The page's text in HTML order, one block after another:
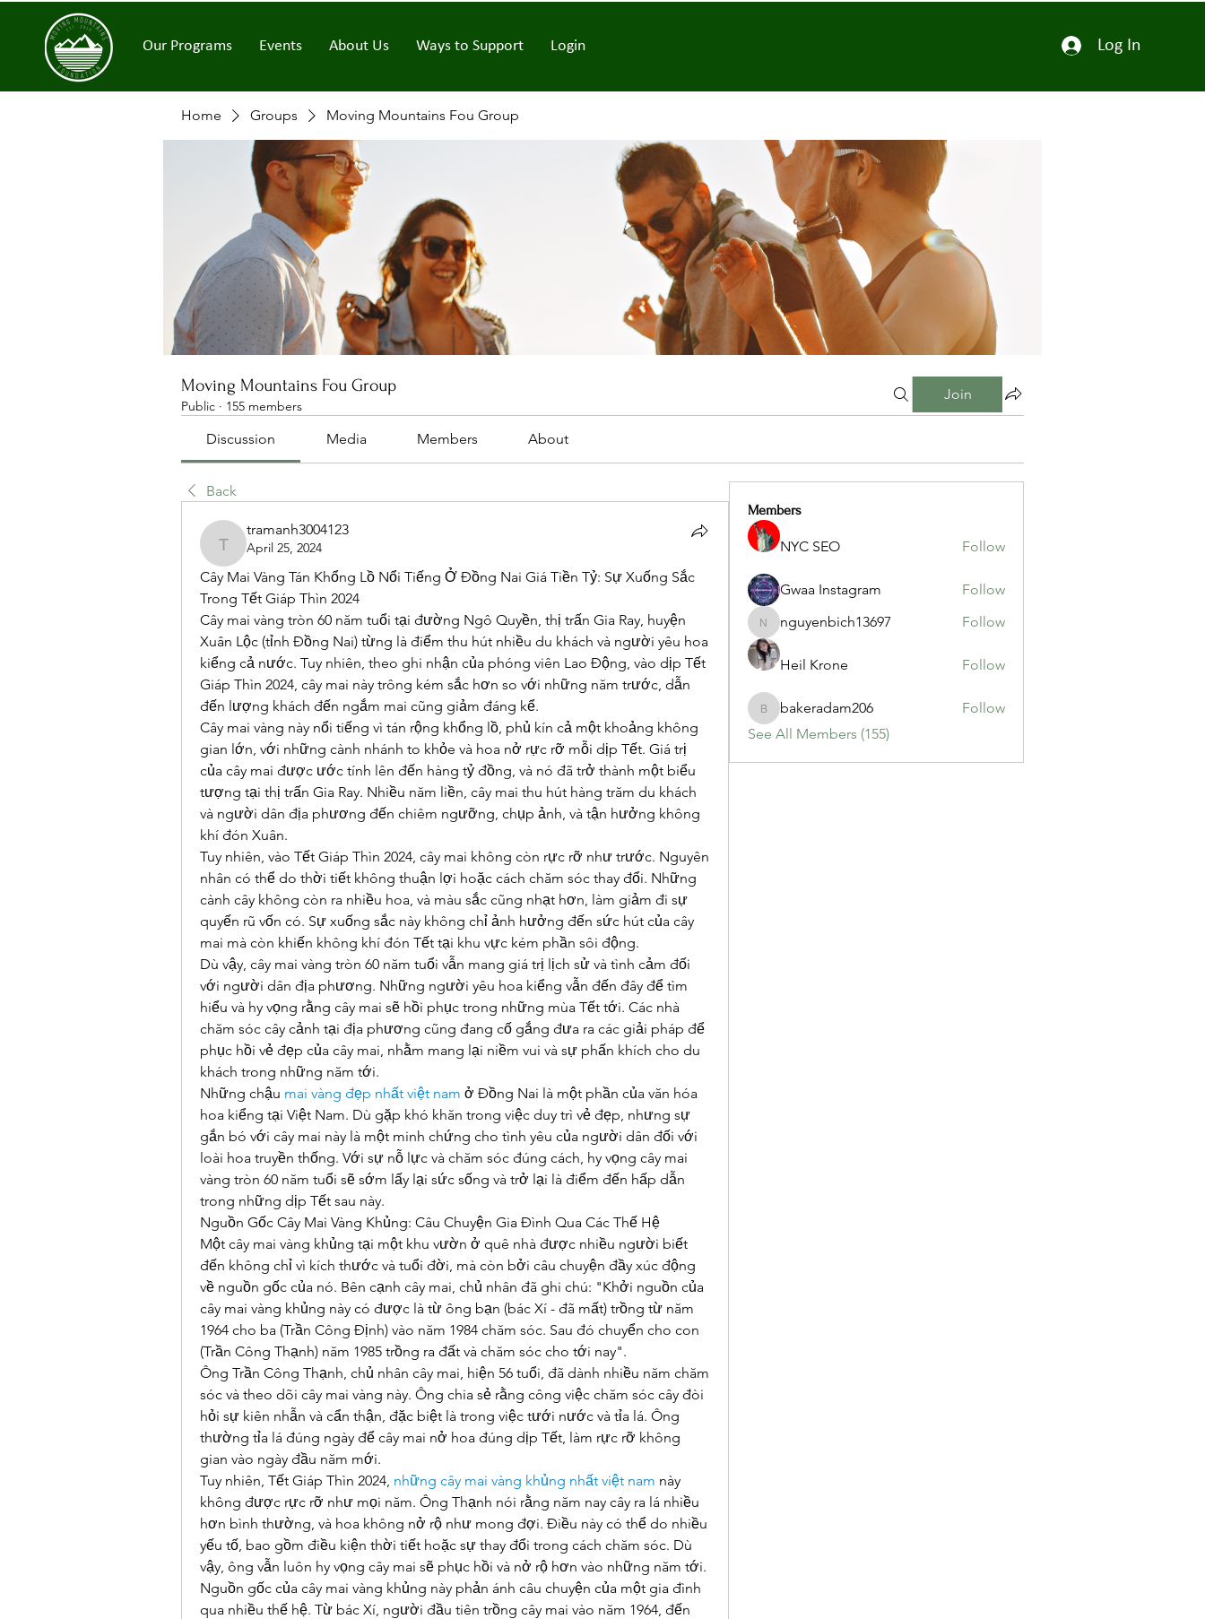
Our Programs Events About Us Ways to Support Login Log In
Home Groups Moving Mountains Fou Group
Moving Mountains Fou Group
Public · 155 members
Join
Discussion Media Members About
Back
tramanh3004123
tramanh3004123
April 25, 2024
Cây Mai Vàng Tán Khổng Lồ Nổi Tiếng Ở Đồng Nai Giá Tiền Tỷ: Sự Xuống Sắc
Trong Tết Giáp Thìn 2024
Cây mai vàng tròn 60 năm tuổi tại đường Ngô Quyền, thị trấn Gia Ray, huyện
Xuân Lộc (tỉnh Đồng Nai) từng là điểm thu hút nhiều du khách và người yêu hoa
kiểng cả nước. Tuy nhiên, theo ghi nhận của phóng viên Lao Động, vào dịp Tết
Giáp Thìn 2024, cây mai này trông kém sắc hơn so với những năm trước, dẫn
đến lượng khách đến ngắm mai cũng giảm đáng kể.
Cây mai vàng này nổi tiếng vì tán rộng khổng lồ, phủ kín cả một khoảng không
gian lớn, với những cành nhánh to khỏe và hoa nở rực rỡ mỗi dịp Tết. Giá trị
của cây mai được ước tính lên đến hàng tỷ đồng, và nó đã trở thành một biểu
tượng tại thị trấn Gia Ray. Nhiều năm liền, cây mai thu hút hàng trăm du khách
và người dân địa phương đến chiêm ngưỡng, chụp ảnh, và tận hưởng không
khí đón Xuân.
Tuy nhiên, vào Tết Giáp Thìn 2024, cây mai không còn rực rỡ như trước. Nguyên
nhân có thể do thời tiết không thuận lợi hoặc cách chăm sóc thay đổi. Những
cành cây không còn ra nhiều hoa, và màu sắc cũng nhạt hơn, làm giảm đi sự
quyến rũ vốn có. Sự xuống sắc này không chỉ ảnh hưởng đến sức hút của cây
mai mà còn khiến không khí đón Tết tại khu vực kém phần sôi động.
Dù vậy, cây mai vàng tròn 60 năm tuổi vẫn mang giá trị lịch sử và tình cảm đối
với người dân địa phương. Những người yêu hoa kiểng vẫn đến đây để tìm
hiểu và hy vọng rằng cây mai sẽ hồi phục trong những mùa Tết tới. Các nhà
chăm sóc cây cảnh tại địa phương cũng đang cố gắng đưa ra các giải pháp để
phục hồi vẻ đẹp của cây mai, nhằm mang lại niềm vui và sự phấn khích cho du
khách trong những năm tới.
Những chậu mai vàng đẹp nhất việt nam ở Đồng Nai là một phần của văn hóa
hoa kiểng tại Việt Nam. Dù gặp khó khăn trong việc duy trì vẻ đẹp, nhưng sự
gắn bó với cây mai này là một minh chứng cho tình yêu của người dân đối với
loài hoa truyền thống. Với sự nỗ lực và chăm sóc đúng cách, hy vọng cây mai
vàng tròn 60 năm tuổi sẽ sớm lấy lại sức sống và trở lại là điểm đến hấp dẫn
trong những dịp Tết sau này.
Nguồn Gốc Cây Mai Vàng Khủng: Câu Chuyện Gia Đình Qua Các Thế Hệ
Một cây mai vàng khủng tại một khu vườn ở quê nhà được nhiều người biết
đến không chỉ vì kích thước và tuổi đời, mà còn bởi câu chuyện đầy xúc động
về nguồn gốc của nó. Bên cạnh cây mai, chủ nhân đã ghi chú: "Khởi nguồn của
cây mai vàng khủng này có được là từ ông bạn (bác Xí - đã mất) trồng từ năm
1964 cho ba (Trần Công Định) vào năm 1984 chăm sóc. Sau đó chuyển cho con
(Trần Công Thạnh) năm 1985 trồng ra đất và chăm sóc cho tới nay".
Ông Trần Công Thạnh, chủ nhân cây mai, hiện 56 tuổi, đã dành nhiều năm chăm
sóc và theo dõi cây mai vàng này. Ông chia sẻ rằng công việc chăm sóc cây đòi
hỏi sự kiên nhẫn và cẩn thận, đặc biệt là trong việc tưới nước và tỉa lá. Ông
thường tỉa lá đúng ngày để cây mai nở hoa đúng dịp Tết, làm rực rỡ không
gian vào ngày đầu năm mới.
Tuy nhiên, Tết Giáp Thìn 2024, những cây mai vàng khủng nhất việt nam này
không được rực rỡ như mọi năm. Ông Thạnh nói rằng năm nay cây ra lá nhiều
hơn bình thường, và hoa không nở rộ như mong đợi. Điều này có thể do nhiều
yếu tố, bao gồm điều kiện thời tiết hoặc sự thay đổi trong cách chăm sóc. Dù
vậy, ông vẫn luôn hy vọng cây mai sẽ phục hồi và nở rộ hơn vào những năm tới.
Nguồn gốc của cây mai vàng khủng này phản ánh câu chuyện của một gia đình
qua nhiều thế hệ. Từ bác Xí, người đầu tiên trồng cây mai vào năm 1964, đến
Members
NYC SEO Follow
Gwaa Instagram Follow
nguyenbich13697
nguyenbich13697 Follow
Heil Krone Follow
bakeradam206
bakeradam206
Follow
See All Members (155)